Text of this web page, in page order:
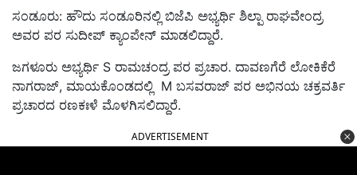
ಸಂಡೂರು: ಹೌದು ಸಂಡೂರಿನಲ್ಲಿ ಬಿಜೆಪಿ ಅಭ್ಯರ್ಥಿ ಶಿಲ್ಪಾ ರಾಘವೇಂದ್ರ
ಅವರ ಪರ ಸುದೀಪ್‌ ಕ್ಯಾಂಪೇನ್‌ ಮಾಡಲಿದ್ದಾರೆ.
ಜಗಳೂರು ಅಭ್ಯರ್ಥಿ S ರಾಮಚಂದ್ರ ಪರ ಪ್ರಚಾರ. ದಾವಣಗೆರೆ ಲೋಕಿಕೆರೆ
ನಾಗರಾಜ್‌, ಮಾಯಕೊಂಡದಲ್ಲಿ M ಬಸವರಾಜ್‌ ಪರ ಅಭಿನಯ ಚಕ್ರವರ್ತಿ
ಪ್ರಚಾರದ ರಣಕಃಳೆ ಮೊಳಗಿಸಲಿದ್ದಾರೆ.
ADVERTISEMENT